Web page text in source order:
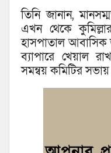
তিনি জানান,
এখন থেকে
হাসপাতাল আবাসিক
ব্যাপারে খেয়াল
সমন্বয় কমিটির